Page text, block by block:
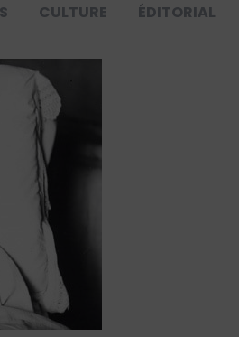
CULTURE ÉDITORIAL